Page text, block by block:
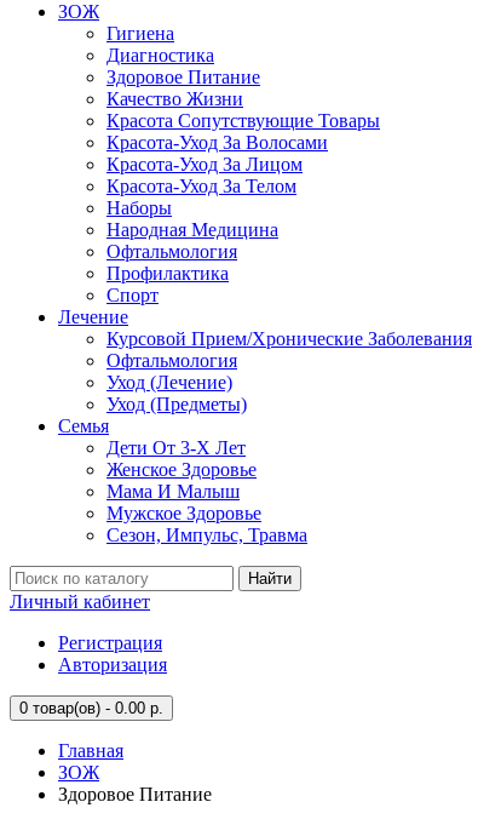
ЗОЖ
Гигиена
Диагностика
Здоровое Питание
Качество Жизни
Красота Сопутствующие Товары
Красота-Уход За Волосами
Красота-Уход За Лицом
Красота-Уход За Телом
Наборы
Народная Медицина
Офтальмология
Профилактика
Спорт
Лечение
Курсовой Прием/Хронические Заболевания
Офтальмология
Уход (Лечение)
Уход (Предметы)
Семья
Дети От 3-Х Лет
Женское Здоровье
Мама И Малыш
Мужское Здоровье
Сезон, Импульс, Травма
Найти
Личный кабинет
Регистрация
Авторизация
0 товар(ов) - 0.00 р.
Главная
ЗОЖ
Здоровое Питание